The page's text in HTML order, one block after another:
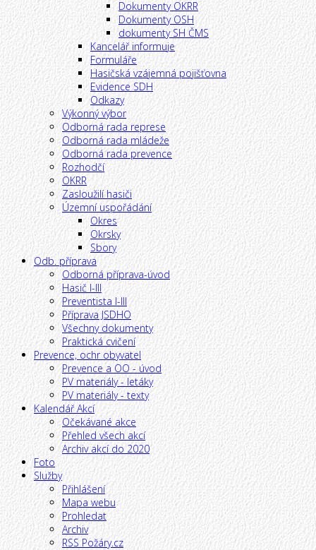
Dokumenty OKRR
Dokumenty OSH
dokumenty SH ČMS
Kancelář informuje
Formuláře
Hasičská vzájemná pojišťovna
Evidence SDH
Odkazy
Výkonný výbor
Odborná rada represe
Odborná rada mládeže
Odborná rada prevence
Rozhodčí
OKRR
Zasloužilí hasiči
Územní uspořádání
Okres
Okrsky
Sbory
Odb. příprava
Odborná příprava-úvod
Hasič I-III
Preventista I-III
Příprava JSDHO
Všechny dokumenty
Praktická cvičení
Prevence, ochr obyvatel
Prevence a OO - úvod
PV materiály - letáky
PV materiály - texty
Kalendář Akcí
Očekávané akce
Přehled všech akcí
Archiv akcí do 2020
Foto
Služby
Přihlášení
Mapa webu
Prohledat
Archiv
RSS Požáry.cz